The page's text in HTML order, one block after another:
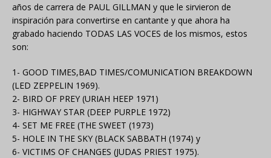
años de carrera de PAUL GILLMAN y que le sirvieron de
inspiración para convertirse en cantante y que ahora ha
grabado haciendo TODAS LAS VOCES de los mismos, estos
son:
1- GOOD TIMES,BAD TIMES/COMUNICATION BREAKDOWN
(LED ZEPPELIN 1969).
2- BIRD OF PREY (URIAH HEEP 1971)
3- HIGHWAY STAR (DEEP PURPLE 1972)
4- SET ME FREE (THE SWEET (1973)
5- HOLE IN THE SKY (BLACK SABBATH (1974) y
6- VICTIMS OF CHANGES (JUDAS PRIEST 1975).